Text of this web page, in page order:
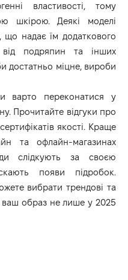
властивості, тому
шкірою. Деякі моделі
надає їм додаткового
подряпин та інших
достатньо міцне, вироби
варто переконатися у
Прочитайте відгуки про
якості. Краще
та офлайн-магазинах
слідкують за своєю
появи підробок.
вибрати трендові та
ваш образ не лише у 2025